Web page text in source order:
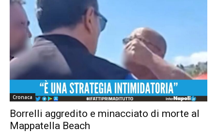
Cronaca
Borrelli aggredito e minacciato di morte al
Mappatella Beach